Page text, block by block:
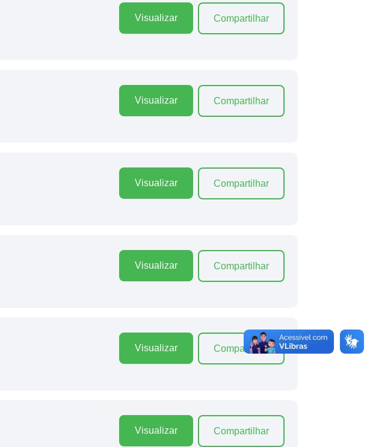
Visualizar Compartilhar
Visualizar Compartilhar
Visualizar Compartilhar
Visualizar Compartilhar
Visualizar Compartilhar
Visualizar Compartilhar